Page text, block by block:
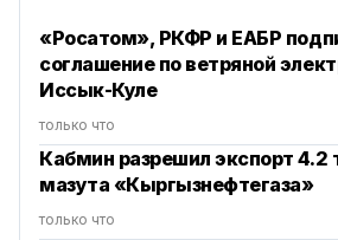
«Росатом», РКФР и ЕАБР
соглашение по ветряной
Иссык-Куле
только что
Кабмин разрешил экспорт 4.2
мазута «Кыргызнефтегаза»
только что